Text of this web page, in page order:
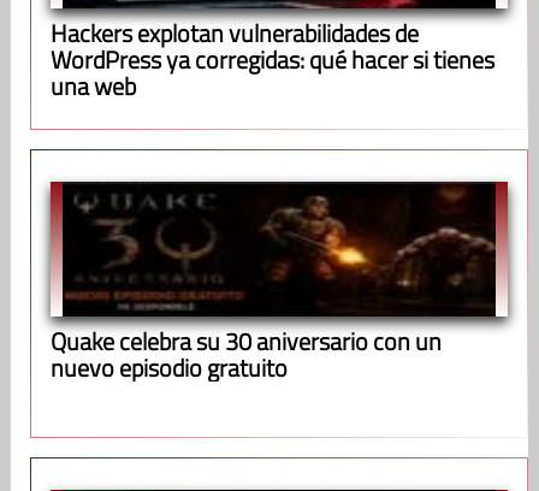
Hackers explotan vulnerabilidades de
WordPress ya corregidas: qué hacer si tienes
una web
Quake celebra su 30 aniversario con un
nuevo episodio gratuito